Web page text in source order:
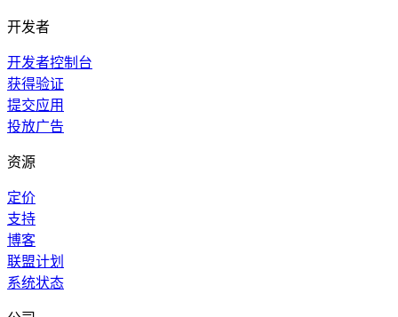
开发者
开发者控制台
获得验证
提交应用
投放广告
资源
定价
支持
博客
联盟计划
系统状态